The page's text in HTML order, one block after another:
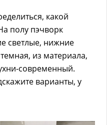
какой
полу пэчворк
светлые, нижние
из материала,
современный.
варианты, у